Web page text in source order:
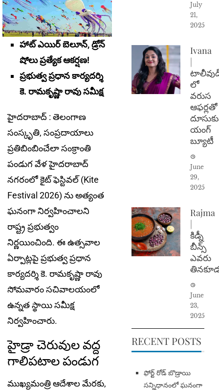
హాట్ ఎయిర్ బెలూన్, డ్రోన్
షోలు ప్రత్యేక ఆకర్షణ!
ప్రభుత్వ ప్రధాన కార్యదర్శి
కె. రామకృష్ణా రావు స‌మీక్ష‌
హైదరాబాద్ : తెలంగాణ
సంస్కృతి, సంప్రదాయాలు
ప్రతిబింబించేలా సంక్రాంతి
పండుగ వేళ హైదరాబాద్
నగరంలో కైట్ ఫెస్టివల్‌ (Kite
Festival 2026) ను అత్యంత
ఘనంగా నిర్వహించాలని
రాష్ట్ర ప్రభుత్వం
నిర్ణయించింది. ఈ ఉత్సవాల
ఏర్పాట్లపై ప్రభుత్వ ప్రధాన
కార్యదర్శి కె. రామకృష్ణా రావు
సోమవారం సచివాలయంలో
ఉన్నత స్థాయి సమీక్ష
నిర్వహించారు.
హైడ్రా చెరువుల వద్ద
గాలిపటాల పండుగ
ముఖ్యమంత్రి ఆదేశాల మేరకు,
July
21,
2025
Ivana
|
లో
వరుస
ఆఫర్లతో
యంగ్
బ్యూటీ
June
29,
2025
Rajma
|
కిడ్నీ
బీన్స్
ఎవరు
June
23,
2025
RECENT POSTS
​ఫోర్ట్ రోడ్ బొడ్రాయి
సన్నిధానంలో ఘనంగా